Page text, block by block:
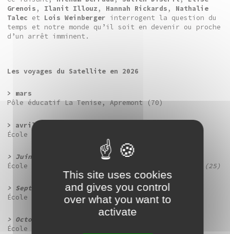
Grenois, Ilanit Illouz, Hannah Rickards, Nathalie
Talec et Lois Weinberger interrogent la question du
temps et notre monde qu’il soit en devenir ou proche
d’un arrêt imminent.
Les voyages du Satellite en 2026
> mars
Pôle éducatif La Tenise, Apremont (70)
> avril
École maternelle Thomas Pesquet, Poligny (39)
> Juin
École primaire Henri Bourlier, L’Isle-sur-Doubs (25)
> Septembre
École primaire Marcel Aymé, Marnay (70)
> Octobre
École
This site uses cookies
and gives you control
over what you want to
activate